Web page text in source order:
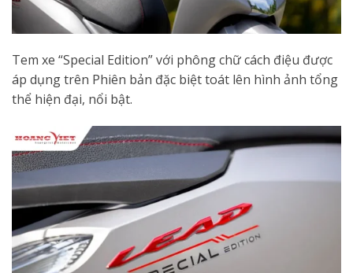
Tem xe “Special Edition” với phông chữ cách điệu được
áp dụng trên Phiên bản đặc biệt toát lên hình ảnh tổng
thể hiện đại, nổi bật.